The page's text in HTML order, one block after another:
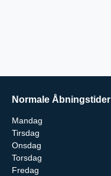
Normale Åbningstider
Mandag
Tirsdag
Onsdag
Torsdag
Fredag